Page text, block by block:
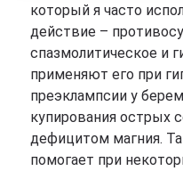
который я часто
действие –
спазмолитическое и
применяют его при
преэклампсии у
купирования острых
дефицитом магния.
помогает при